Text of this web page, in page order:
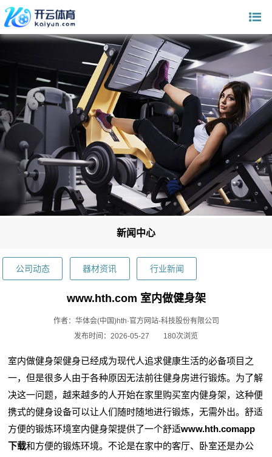
新闻中心
公司动态 器材资讯 行业新闻
www.hth.com 室内做健身架
作者：华体会(中国)hth·官方网站-科技股份有限公司
发布时间：2026-05-27
180次浏览
室内做健身架健身已经成为现代人追求健康生活的必备项目之
一，但是很多人由于各种原因无法前往健身房进行锻炼。为了解
决这一问题，越来越多的人开始在家里购买室内健身架，这种便
携式的健身设备可以让人们随时随地进行锻炼，无需外出。舒适
方便的锻炼环境室内健身架提供了一个舒适www.hth.comapp
下载和方便的锻炼环境。不论是在家中的客厅、卧室还是办公